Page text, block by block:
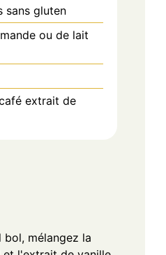
sans gluten
ou de lait
extrait de
bol, mélangez la